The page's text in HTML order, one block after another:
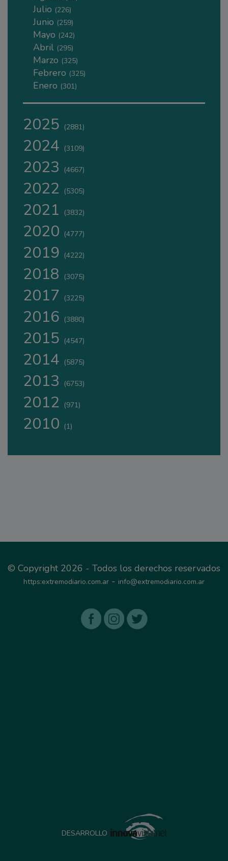
Julio (226)
Junio (259)
Mayo (242)
Abril (295)
Marzo (325)
Febrero (325)
Enero (301)
2025 (2881)
2024 (3109)
2023 (4667)
2022 (5305)
2021 (3832)
2020 (4777)
2019 (4222)
2018 (3075)
2017 (3225)
2016 (3880)
2015 (4547)
2014 (5875)
2013 (6753)
2012 (971)
2010 (1)
© Copyright 2026 - Todos los derechos reservados
https:extremodiario.com.ar - info@extremodiario.com.ar
DESARROLLO